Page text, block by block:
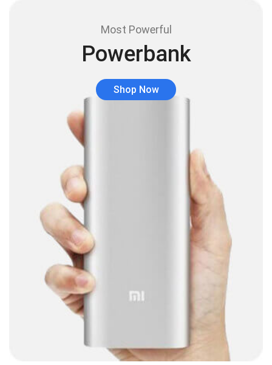
(12)
Audio y Sonido
Barras de sonido
Base para Audífonos
Bluetooth (1)
Bombillas inteligente
Brother (5)
Cable tipo C (40)
Cables (252)
Cables De Audio
Cables De Impresora (10)
Cables De Poder
Cables de Red
Most Powerful
Powerbank
Shop Now